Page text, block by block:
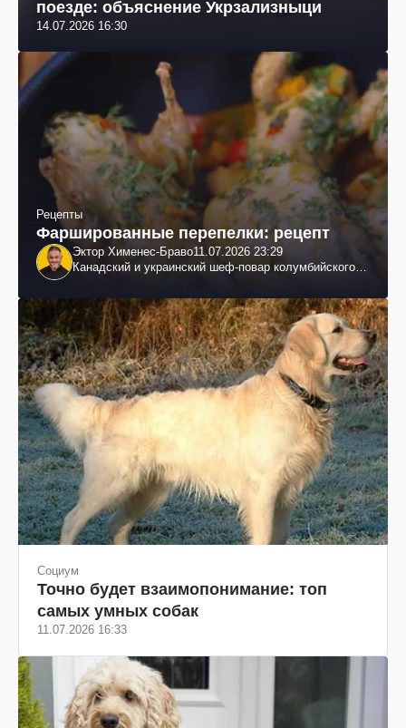
поезде: объяснение Укрзализныци
14.07.2026 16:30
Рецепты
Фаршированные перепелки: рецепт
Эктор Хименес-Браво11.07.2026 23:29
Канадский и украинский шеф-повар колумбийского
Социум
Точно будет взаимопонимание: топ
самых умных собак
11.07.2026 16:33